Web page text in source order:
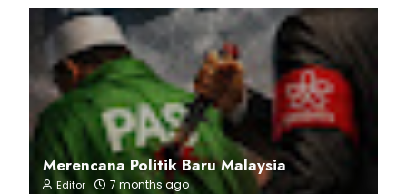
Merencana Politik Baru Malaysia
Editor 7 months ago